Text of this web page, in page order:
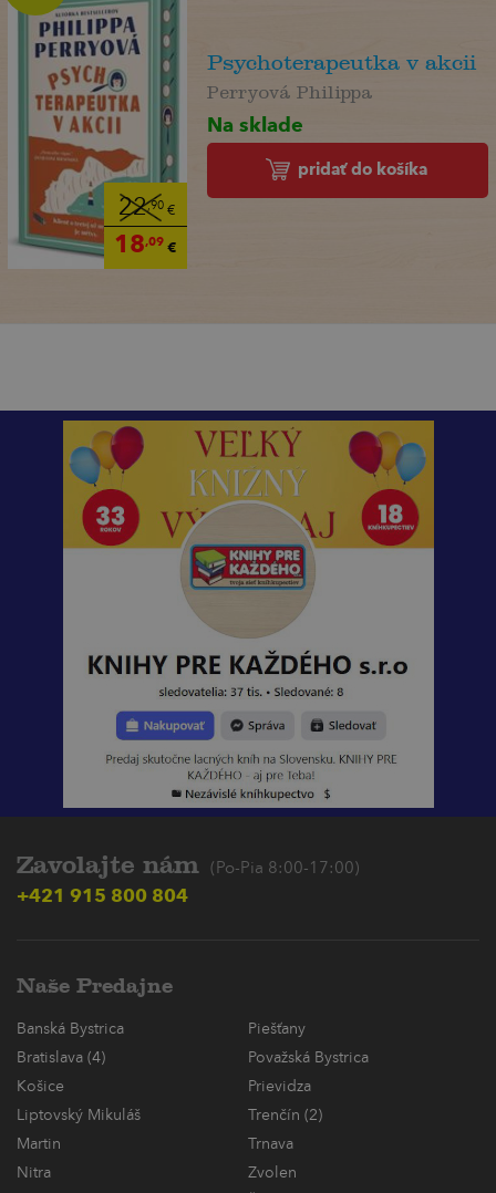
22,90€
18,09€
Psychoterapeutka v akcii
Perryová Philippa
Na sklade
pridať do košíka
Zavolajte nám (Po-Pia 8:00-17:00)
+421 915 800 804
Naše Predajne
Banská Bystrica
Piešťany
Bratislava (4)
Považská Bystrica
Košice
Prievidza
Liptovský Mikuláš
Trenčín (2)
Martin
Trnava
Nitra
Zvolen